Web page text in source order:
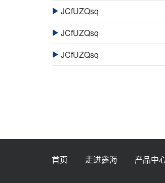
JCfUZQsq
JCfUZQsq
JCfUZQsq
首页 走进鑫海 产品中